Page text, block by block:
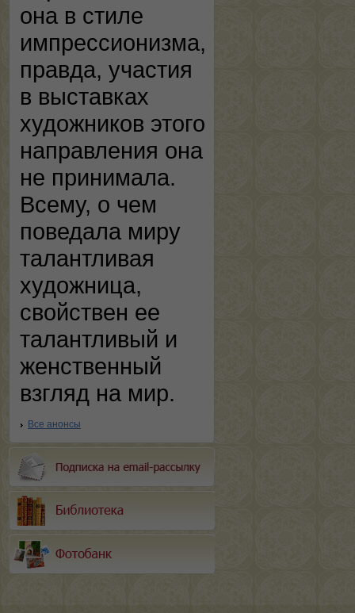
она в стиле
импрессионизма,
правда, участия
в выставках
художников этого
направления она
не принимала.
Всему, о чем
поведала миру
талантливая
художница,
свойствен ее
талантливый и
женственный
взгляд на мир.
Все анонсы